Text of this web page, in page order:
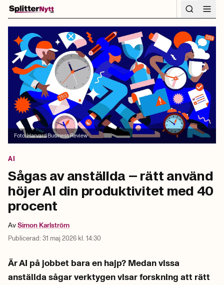
Hoppa till innehåll
Foto:Harvard Business Review
AI
Sågas av anställda – rätt använd
höjer AI din produktivitet med 40
procent
AvSimon Karlström
Publicerad: 31 maj 2026 kl. 14:30
Är AI på jobbet bara en hajp? Medan vissa
anställda sågar verktygen visar forskning att rätt